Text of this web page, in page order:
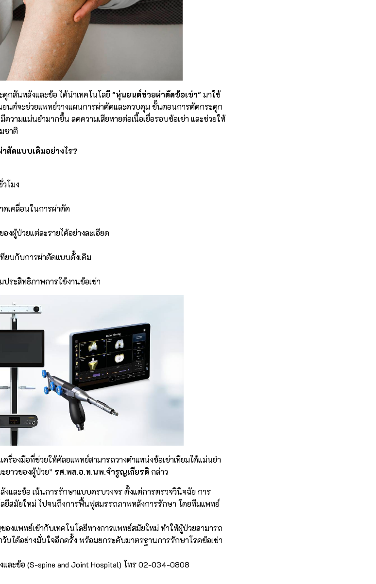
ดูกสันหลังและข้อ ได้นำเทคโนโลยี"หุ่นยนต์ช่วยผ่าตัดข้อเข่า" มาใช้
นต์จะช่วยแพทย์วางแผนการผ่าตัดและควบคุม ขั้นตอนการตัดกระดูก
ความแม่นยำมากขึ้น ลดความเสียหายต่อเนื้อเยื่อรอบข้อเข่า และช่วยให้
ชาติ
ตัดแบบเดิมอย่างไร?
วโมง
ดเคลื่อนในการผ่าตัด
งผู้ป่วยแต่ละรายได้อย่างละเอียด
ทียบกับการผ่าตัดแบบดั้งเดิม
ประสิทธิภาพการใช้งานข้อเข่า
รื่องมือที่ช่วยให้ศัลยแพทย์สามารถวางตำแหน่งข้อเข่าเทียมได้แม่นยำ
ยาวของผู้ป่วย” รศ.พล.อ.ท.นพ.จำรูญเกียรติ กล่าว
งและข้อ เน้นการรักษาแบบครบวงจร ตั้งแต่การตรวจวินิจฉัย การ
ยีสมัยใหม่ ไปจนถึงการฟื้นฟูสมรรถภาพหลังการรักษา โดยทีมแพทย์
งแพทย์เข้ากับเทคโนโลยีทางการแพทย์สมัยใหม่ ทำให้ผู้ป่วยสามารถ
นได้อย่างมั่นใจอีกครั้ง พร้อมยกระดับมาตรฐานการรักษาโรคข้อเข่า
และข้อ (S-spine and Joint Hospital) โทร 02-034-0808